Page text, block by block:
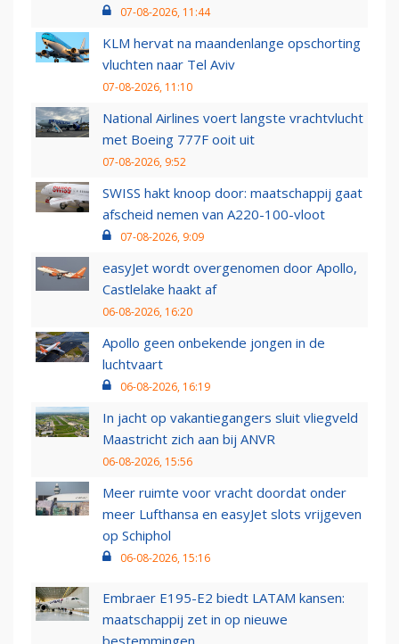
07-08-2026, 11:44
KLM hervat na maandenlange opschorting
vluchten naar Tel Aviv
07-08-2026, 11:10
National Airlines voert langste vrachtvlucht
met Boeing 777F ooit uit
07-08-2026, 9:52
SWISS hakt knoop door: maatschappij gaat
afscheid nemen van A220-100-vloot
07-08-2026, 9:09
easyJet wordt overgenomen door Apollo,
Castlelake haakt af
06-08-2026, 16:20
Apollo geen onbekende jongen in de
luchtvaart
06-08-2026, 16:19
In jacht op vakantiegangers sluit vliegveld
Maastricht zich aan bij ANVR
06-08-2026, 15:56
Meer ruimte voor vracht doordat onder
meer Lufthansa en easyJet slots vrijgeven
op Schiphol
06-08-2026, 15:16
Embraer E195-E2 biedt LATAM kansen:
maatschappij zet in op nieuwe